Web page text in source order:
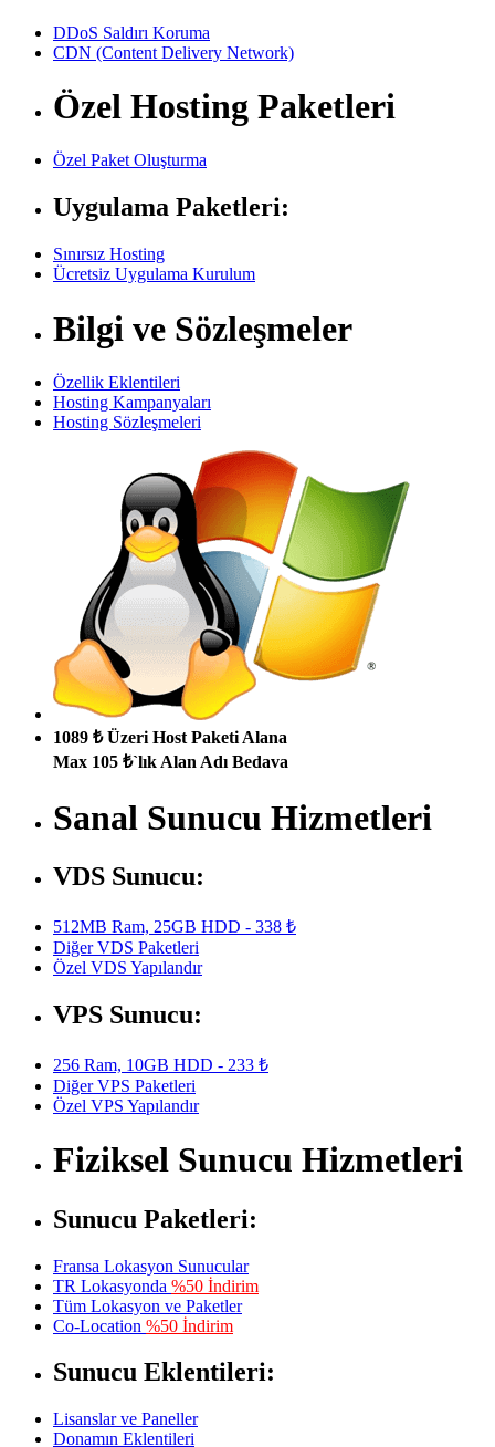
DDoS Saldırı Koruma
CDN (Content Delivery Network)
Özel Hosting Paketleri
Özel Paket Oluşturma
Uygulama Paketleri:
Sınırsız Hosting
Ücretsiz Uygulama Kurulum
Bilgi ve Sözleşmeler
Özellik Eklentileri
Hosting Kampanyaları
Hosting Sözleşmeleri
1089 ₺ Üzeri Host Paketi Alana
Max 105 ₺`lık Alan Adı Bedava
Sanal Sunucu Hizmetleri
VDS Sunucu:
512MB Ram, 25GB HDD - 338 ₺
Diğer VDS Paketleri
Özel VDS Yapılandır
VPS Sunucu:
256 Ram, 10GB HDD - 233 ₺
Diğer VPS Paketleri
Özel VPS Yapılandır
Fiziksel Sunucu Hizmetleri
Sunucu Paketleri:
Fransa Lokasyon Sunucular
TR Lokasyonda %50 İndirim
Tüm Lokasyon ve Paketler
Co-Location %50 İndirim
Sunucu Eklentileri:
Lisanslar ve Paneller
Donamın Eklentileri